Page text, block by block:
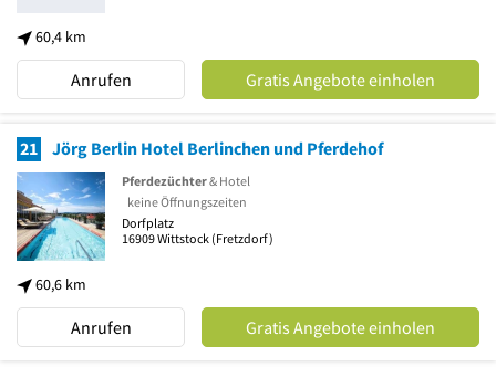
60,4 km
Anrufen Gratis Angebote einholen
21 Jörg Berlin Hotel Berlinchen und Pferdehof
60,6 km
Pferdezüchter& Hotel
keine Öffnungszeiten
Dorfplatz
16909Wittstock (Fretzdorf)
Anrufen Gratis Angebote einholen